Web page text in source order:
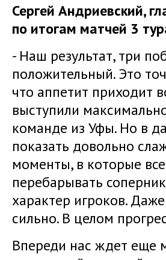
Сергей Андриевский,
по итогам матчей 3
- Наш результат, три
положительный. Это
что аппетит приходит
выступили
команде из Уфы. Но в
показать довольно
моменты, в которые
перебарывать
характер игроков.
сильно. В целом
Впереди нас ждет еще